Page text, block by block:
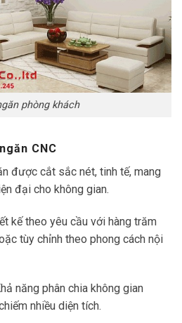
phòng khách
CNC
được cắt sắc nét, tinh tế, mang
đại cho không gian.
kế theo yêu cầu với hàng trăm
tùy chỉnh theo phong cách nội
năng phân chia không gian
nhiều diện tích.